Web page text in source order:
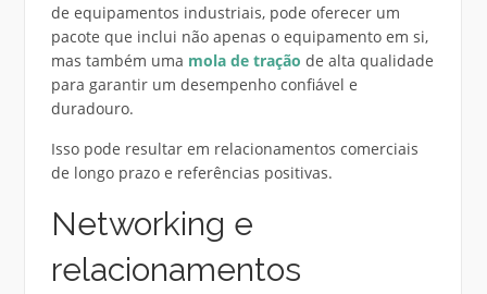
de equipamentos industriais, pode oferecer um
pacote que inclui não apenas o equipamento em si,
mas também uma mola de tração de alta qualidade
para garantir um desempenho confiável e
duradouro.
Isso pode resultar em relacionamentos comerciais
de longo prazo e referências positivas.
Networking e
relacionamentos